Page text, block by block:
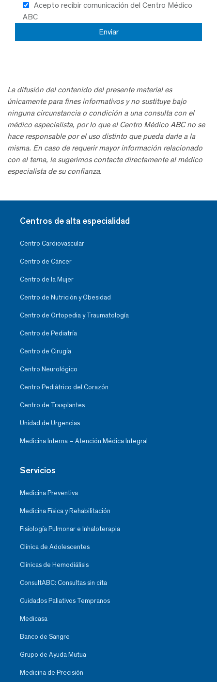
Acepto recibir comunicación del Centro Médico
ABC
La difusión del contenido del presente material es
únicamente para fines informativos y no sustituye bajo
ninguna circunstancia o condición a una consulta con el
médico especialista, por lo que el Centro Médico ABC no se
hace responsable por el uso distinto que pueda darle a la
misma. En caso de requerir mayor información relacionado
con el tema, le sugerimos contacte directamente al médico
especialista de su confianza.
Centros de alta especialidad
Centro Cardiovascular
Centro de Cáncer
Centro de la Mujer
Centro de Nutrición y Obesidad
Centro de Ortopedia y Traumatología
Centro de Pediatría
Centro de Cirugía
Centro Neurológico
Centro Pediátrico del Corazón
Centro de Trasplantes
Unidad de Urgencias
Medicina Interna – Atención Médica Integral
Servicios
Medicina Preventiva
Medicina Física y Rehabilitación
Fisiología Pulmonar e Inhaloterapia
Clínica de Adolescentes
Clínicas de Hemodiálisis
ConsultABC: Consultas sin cita
Cuidados Paliativos Tempranos
Medicasa
Banco de Sangre
Grupo de Ayuda Mutua
Medicina de Precisión